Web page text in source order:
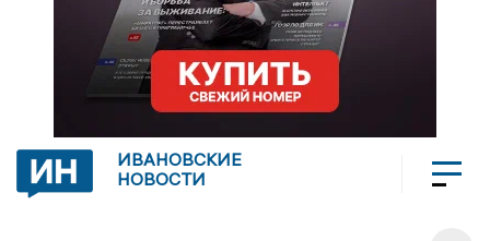
ИВАНОВСКИЕ
НОВОСТИ